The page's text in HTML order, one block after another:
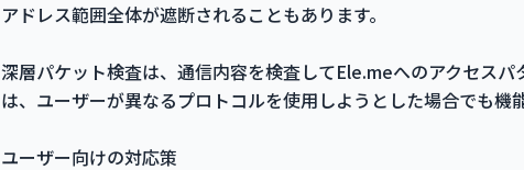
アドレス範囲全体が遮断されることもあります。
深層パケット検査は、通信内容を検査してEle.meへのアクセス
は、ユーザーが異なるプロトコルを使用しようとした場合でも機
ユーザー向けの対応策